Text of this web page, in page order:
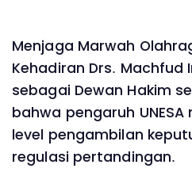
Menjaga Marwah
Kehadiran Drs. Machfud
sebagai Dewan Hakim
bahwa pengaruh
level pengambilan
regulasi pertandingan.